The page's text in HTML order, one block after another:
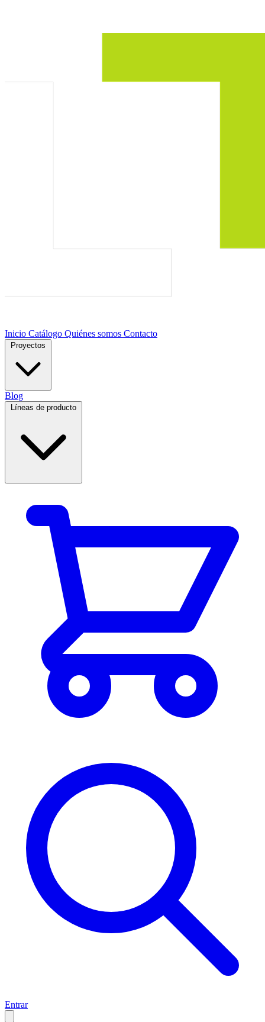
Inicio Catálogo Quiénes somos Contacto
Proyectos
Blog
Líneas de producto
Entrar